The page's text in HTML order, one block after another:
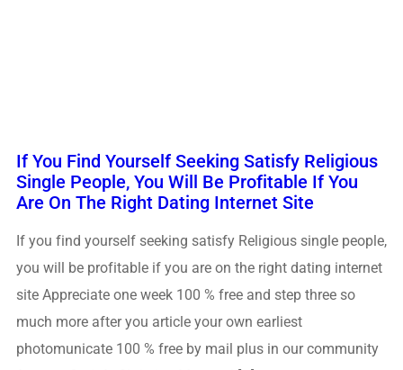
If You Find Yourself Seeking Satisfy Religious
Single People, You Will Be Profitable If You
Are On The Right Dating Internet Site
If you find yourself seeking satisfy Religious single people,
you will be profitable if you are on the right dating internet
site Appreciate one week 100 % free and step three so
much more after you article your own earliest
photomunicate 100 % free by mail plus in our community